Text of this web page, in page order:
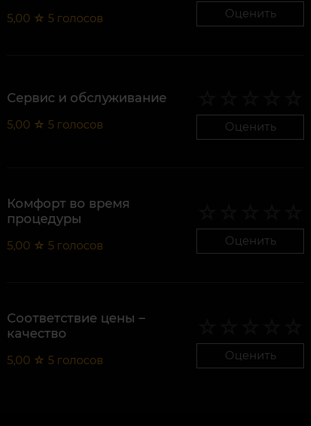
5,00 ☆ 5 голосов Оценить
Сервис и обслуживание
5,00 ☆ 5 голосов Оценить
Комфорт во время
процедуры
5,00 ☆ 5 голосов Оценить
Соответствие цены –
качество
5,00 ☆ 5 голосов Оценить